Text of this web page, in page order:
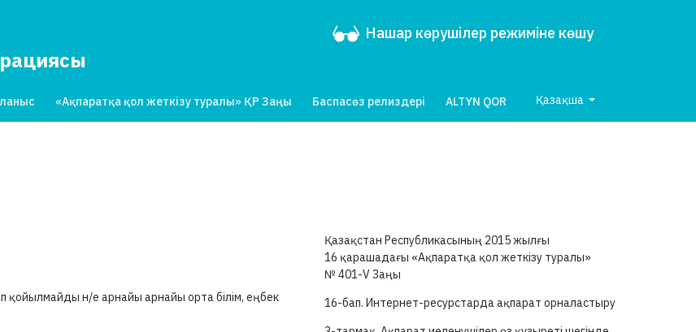
Нашар көрушілер режиміне көшу
«Ақпаратқа қол жеткізу туралы» ҚР Заңы Баспасөз релиздері ALTYN QOR Қазақша
қойылмайды н/е арнайы арнайы орта білім, еңбек
Қазақстан Республикасының 2015 жылғы
16 қарашадағы «Ақпаратқа қол жеткізу туралы»
№ 401-V Заңы
16-бап. Интернет-ресурстарда ақпарат орналастыру